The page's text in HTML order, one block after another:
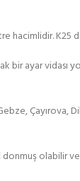
hacimlidir. K25
bir ayar
Çayırova,
olabilir